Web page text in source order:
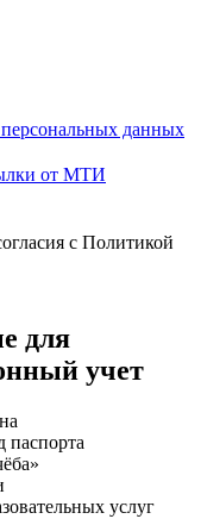
данных
от МТИ
с Политикой
для
учет
паспорта
услуг